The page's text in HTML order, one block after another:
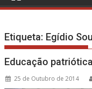
Etiqueta: Egídio
Educação
25 de Outubro de 2014